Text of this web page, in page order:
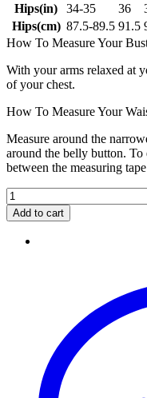
Hips(in)
34-35 36
Hips(cm) 87.5-89.5 91.5
How To Measure Your
With your arms relaxed at
of your chest.
How To Measure Your
Measure around the
around the belly button.
between the measuring
Add to cart